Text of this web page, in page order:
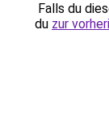
Falls du
du zur